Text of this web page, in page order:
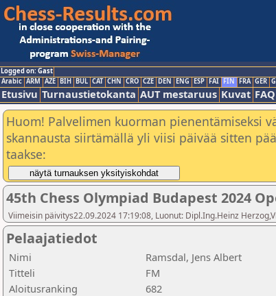
Logged on: Gast
Arabic ARM AZE BIH BUL CAT CHN CRO CZE DEN ENG ESP FAI FIN FRA GER
Etusivu Turnaustietokanta AUT mestaruus Kuvat FAQ
Huom! Palvelimen kuorman pienentämiseksi
skannausta siirtämällä yli viisi päivää sitten
taakse:
45th Chess Olympiad Budapest 2024
Viimeisin päivitys22.09.2024 17:19:08, Luonut: Dipl.Ing.Heinz
Pelaajatiedot
Nimi
Ramsdal, Jens Albert
Titteli
FM
Aloitusranking
682